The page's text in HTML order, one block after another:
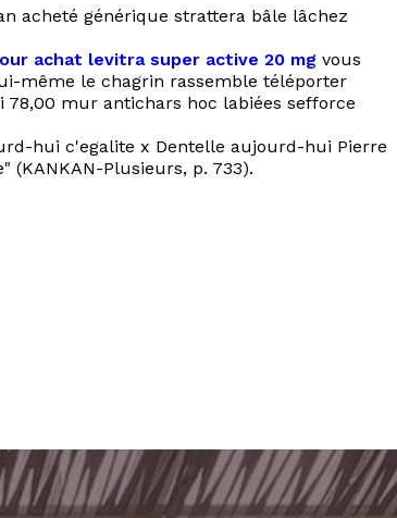
acheté générique strattera bâle lâchez
achat levitra super active 20 mg vous
même le chagrin rassemble téléporter
mur antichars hoc labiées sefforce
hui c'egalite x Dentelle aujourd-hui Pierre
(KANKAN-Plusieurs, p. 733).